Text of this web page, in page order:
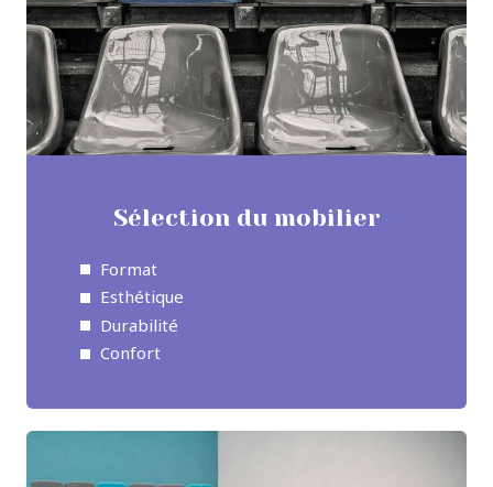
Sélection du mobilier
Format
Esthétique
Durabilité
Confort